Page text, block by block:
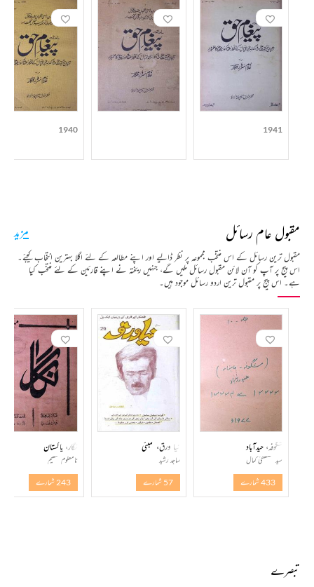
1941
1940
مقبول عام رسائل
مقبول ترین رسائل کے اس منتخب مجموعہ پر نظر ڈالیے اور اپنے مطالعہ کے لئے اگلا بہترین انتخاب کیجئے۔
اس پیج پر آپ کو آن لائن مقبول رسائل ملیں گے، جنہیں ریختہ نے اپنے قارئین کے لئے منتخب کیا
ہے۔ اس پیج پر مقبول ترین اردو رسائل موجود ہیں۔
مزید
شگوفہ، حیدآباد
سید مصطفیٰ کمال
433 شمارے
نیا ورق، ممبئی
ساجد رشید
57 شمارے
نگار، پاکستان
نامعلوم تنظیم
243 شمارے
تبصرے